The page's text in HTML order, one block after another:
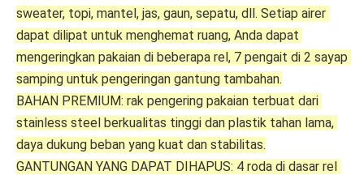
sweater, topi, mantel, jas, gaun, sepatu, dll. Setiap airer
dapat dilipat untuk menghemat ruang, Anda dapat
mengeringkan pakaian di beberapa rel, 7 pengait di 2 sayap
samping untuk pengeringan gantung tambahan.
BAHAN PREMIUM: rak pengering pakaian terbuat dari
stainless steel berkualitas tinggi dan plastik tahan lama,
daya dukung beban yang kuat dan stabilitas.
GANTUNGAN YANG DAPAT DIHAPUS: 4 roda di dasar rel